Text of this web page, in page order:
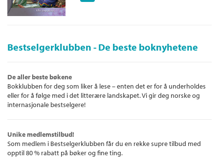
Bestselgerklubben - De beste boknyhetene
De aller beste bøkene
Bokklubben for deg som liker å lese – enten det er for å underholdes
eller for å følge med i det litterære landskapet. Vi gir deg norske og
internasjonale bestselgere!
Unike medlemstilbud!
Som medlem i Bestselgerklubben får du en rekke supre tilbud med
opptil 80 % rabatt på bøker og fine ting.